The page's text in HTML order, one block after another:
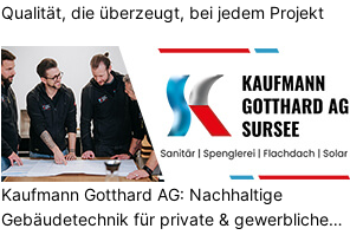
Qualität, die überzeugt, bei jedem Projekt
Kaufmann Gotthard AG: Nachhaltige
Gebäudetechnik für private & gewerbliche